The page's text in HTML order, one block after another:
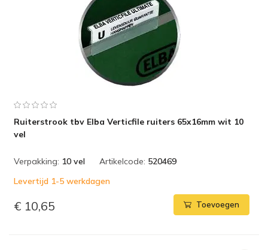
Ruiterstrook tbv Elba Verticfile ruiters 65x16mm wit 10
vel
Verpakking: 10 vel Artikelcode: 520469
Levertijd 1-5 werkdagen
€ 10,65 Toevoegen